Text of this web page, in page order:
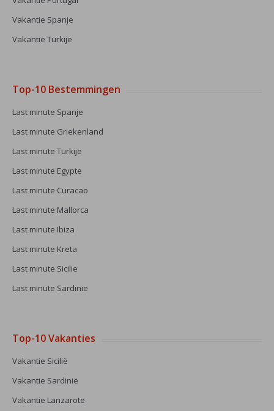
Vakantie Spanje
Vakantie Turkije
Top-10 Bestemmingen
Last minute Spanje
Last minute Griekenland
Last minute Turkije
Last minute Egypte
Last minute Curacao
Last minute Mallorca
Last minute Ibiza
Last minute Kreta
Last minute Sicilie
Last minute Sardinie
Top-10 Vakanties
Vakantie Sicilië
Vakantie Sardinië
Vakantie Lanzarote